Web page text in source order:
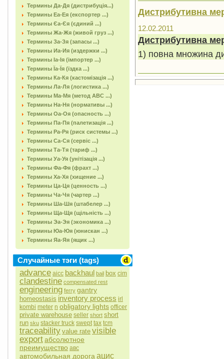
Термины Да-Дя (дистрибуція...)
Термины Еа-Ея (експортер ...)
Термины Єа-Єя (єдиний ...)
Термины Жа-Жя (живой груз ...)
Термины За-Зя (запасы ...)
Термины Иа-Ия (издержки ...)
Термины Іа-Ія (імпортер ...)
Термины Їа-Їя (їздка ...)
Термины Ка-Кя (кастомізація ...)
Термины Ла-Ля (логистика ...)
Термины Ма-Мя (метод АВС ...)
Термины На-Ня (нормативы ...)
Термины Оа-Оя (опасность ...)
Термины Па-Пя (палетизація ...)
Термины Ра-Ря (риск системы ...)
Термины Са-Ся (сервіс ...)
Термины Та-Тя (тариф ...)
Термины Уа-Уя (унітізація ...)
Термины Фа-Фя (фрахт ...)
Термины Ха-Хя (хищение ...)
Термины Ца-Ця (ценность ...)
Термины Ча-Чя (чартер ...)
Термины Ша-Шя (штабелер ...)
Термины Ща-Щя (щільність ...)
Термины Эа-Эя (экономика ...)
Термины Юа-Юя (юнискан ...)
Термины Яа-Яя (ящик ...)
Случайные тэги (tags)
advance aicc backhaul bail box cim
clandestine compensated rest
engineering ferry gantry
homeostasis inventory process irl
kombi meter n obligatory lights officer
private warehouse seller short short
run sku stacker truck swept tax tcm
traceability value rate visible
exportабсолютное
преимущество авс
автомобильная дорога ацис
Дистрибутивна
12.02.2011
Дистрибутивна
1) повна множина